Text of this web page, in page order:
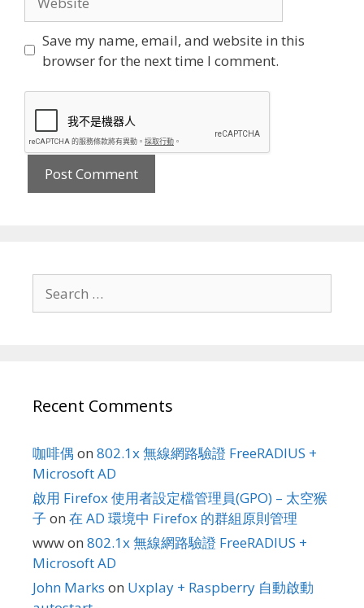
Save my name, email, and website in this
browser for the next time I comment.
for:
Recent Comments
咖啡偶 on 802.1x 無線網路驗證 FreeRADIUS +
Microsoft AD
啟用 Firefox 使用者設定檔管理員(GPO) – 太空猴
子 on 在 AD 環境中 Firefox 的群組原則管理
wwwon 802.1x 無線網路驗證 FreeRADIUS +
Microsoft AD
John Marks on Uxplay + Raspberry 自動啟動